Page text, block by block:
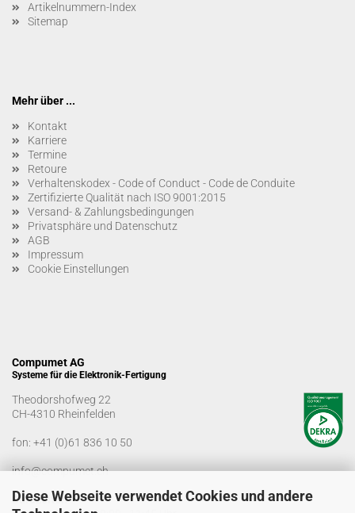
Diese Webseite verwendet Cookies und andere
Artikelnummern-Index
Sitemap
Mehr über ...
Kontakt
Karriere
Termine
Retoure
Verhaltenskodex - Code of Conduct - Code de Conduite
Zertifizierte Qualität nach ISO 9001:2015
Versand- & Zahlungsbedingungen
Privatsphäre und Datenschutz
AGB
Impressum
Cookie Einstellungen
Compumet AG
Systeme für die Elektronik-Fertigung
Theodorshofweg 22
CH-4310 Rheinfelden
fon: +41 (0)61 836 10 50
info@compumet.ch
Bürozeiten